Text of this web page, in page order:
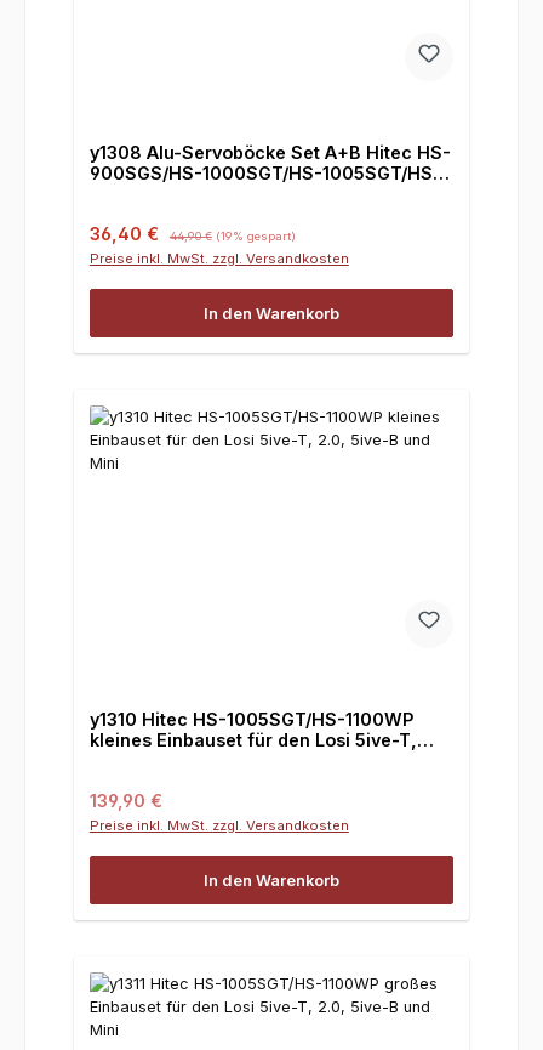
y1308 Alu-Servoböcke Set A+B Hitec HS-
900SGS/HS-1000SGT/HS-1005SGT/HS-
Verkaufspreis:
36,40 € Regulärer Preis:
44,90 € (19% gespart)
Preise inkl. MwSt. zzgl. Versandkosten
In den Warenkorb
y1310 Hitec HS-1005SGT/HS-1100WP
kleines Einbauset für den Losi 5ive-T,
Regulärer Preis:
139,90 €
Preise inkl. MwSt. zzgl. Versandkosten
In den Warenkorb